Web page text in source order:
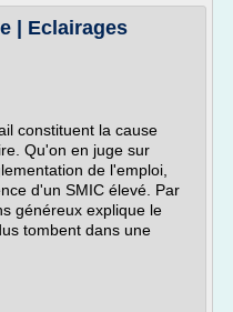
| Eclairages
constituent la cause
Qu'on en juge sur
de l'emploi,
d'un SMIC élevé. Par
généreux explique le
tombent dans une